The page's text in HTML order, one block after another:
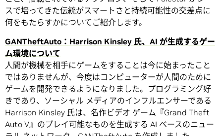
スで培ってきた伝統がスマートさと持続可能性の交差点に
何をもたらすかについてご紹介します。
GANTheftAuto：Harrison Kinsley 氏、AI が生成するゲー
ム環境について
人間が機械を相手にゲームをすることは今に始まったこと
ではありませんが、今度はコンピューターが人間のために
ゲームを開発できるようになりました。プログラミング好
きであり、ソーシャル メディアのインフルエンサーである
Harrison Kinsley 氏は、名作ビデオ ゲーム『Grand Theft
Auto V』のプレイ可能なものを生成する AI ベースのニュー